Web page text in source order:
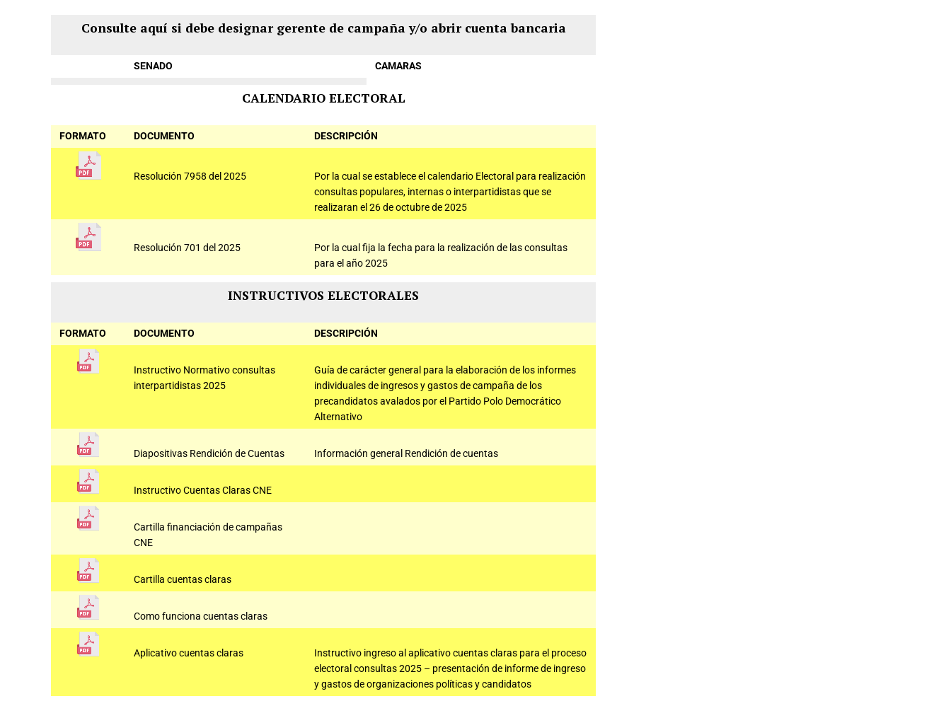
Consulte aquí si debe designar gerente de campaña y/o abrir cuenta bancaria
SENADO CAMARAS
CALENDARIO ELECTORAL
FORMATO DOCUMENTO DESCRIPCIÓN
Resolución 7958 del 2025
Por la cual se establece el calendario Electoral para realización
consultas populares, internas o interpartidistas que se
realizaran el 26 de octubre de 2025
Resolución 701 del 2025
Por la cual fija la fecha para la realización de las consultas
para el año 2025
INSTRUCTIVOS ELECTORALES
FORMATO DOCUMENTO DESCRIPCIÓN
Instructivo Normativo consultas
interpartidistas 2025
Guía de carácter general para la elaboración de los informes
individuales de ingresos y gastos de campaña de los
precandidatos avalados por el Partido Polo Democrático
Alternativo
Diapositivas Rendición de Cuentas Información general Rendición de cuentas
Instructivo Cuentas Claras CNE
Cartilla financiación de campañas
CNE
Cartilla cuentas claras
Como funciona cuentas claras
Aplicativo cuentas claras
Instructivo ingreso al aplicativo cuentas claras para el proceso
electoral consultas 2025 – presentación de informe de ingreso
y gastos de organizaciones políticas y candidatos